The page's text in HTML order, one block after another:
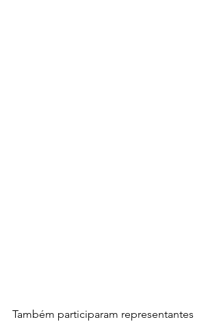
Também participaram representantes